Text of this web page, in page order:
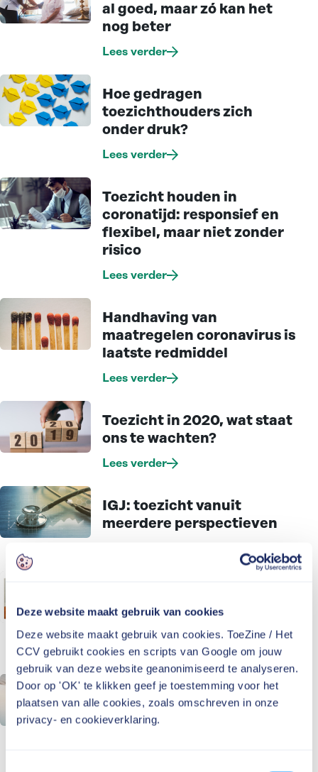
Deze website maakt gebruik van cookies
Deze website maakt gebruik van cookies. ToeZine / Het
CCV gebruikt cookies en scripts van Google om jouw
gebruik van deze website geanonimiseerd te analyseren.
Door op 'OK' te klikken geef je toestemming voor het
plaatsen van alle cookies, zoals omschreven in onze
privacy- en cookieverklaring.
al goed, maar zó kan het
nog beter
Lees verder
Hoe gedragen
toezichthouders zich
onder druk?
Lees verder
Toezicht houden in
coronatijd: responsief en
flexibel, maar niet zonder
risico
Lees verder
Handhaving van
maatregelen coronavirus is
laatste redmiddel
Lees verder
Toezicht in 2020, wat staat
ons te wachten?
Lees verder
IGJ: toezicht vanuit
meerdere perspectieven
een kwestie van een lange
adem
Lees verder
Meer toezicht op bestuur
in de zorg: is voorkomen
beter dan genezen?